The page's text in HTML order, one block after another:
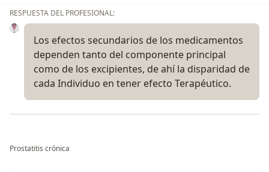
RESPUESTA DEL PROFESIONAL:
Los efectos secundarios de los medicamentos
dependen tanto del componente principal
como de los excipientes, de ahí la disparidad de
cada Individuo en tener efecto Terapéutico.
Prostatitis crónica